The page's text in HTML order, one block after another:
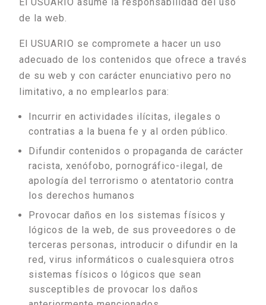
de la web.
El USUARIO se compromete a hacer un uso
adecuado de los contenidos que ofrece a través
de su web y con carácter enunciativo pero no
limitativo, a no emplearlos para:
Incurrir en actividades ilícitas, ilegales o
contratias a la buena fe y al orden público.
Difundir contenidos o propaganda de carácter
racista, xenófobo, pornográfico-ilegal, de
apología del terrorismo o atentatorio contra
los derechos humanos
Provocar daños en los sistemas físicos y
lógicos de la web, de sus proveedores o de
terceras personas, introducir o difundir en la
red, virus informáticos o cualesquiera otros
sistemas físicos o lógicos que sean
susceptibles de provocar los daños